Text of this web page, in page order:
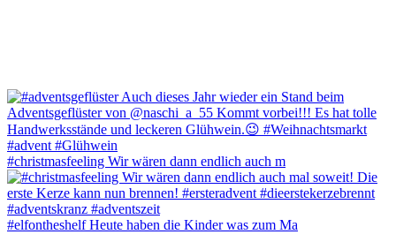
#christmasfeeling Wir wären dann endlich auch m
#elfontheshelf Heute haben die Kinder was zum Ma